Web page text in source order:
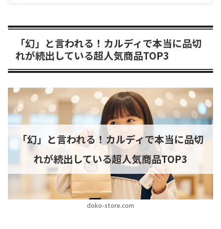
「幻」と言われる！カルディで本当に品切
れが続出している超人気商品TOP3
doko-store.com
「幻」と言われる！カルディで本当に品切
れが続出している超人気商品TOP3